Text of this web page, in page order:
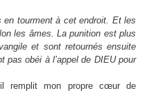
en tourment à cet endroit. Et les
les âmes. La punition est plus
et sont retournés ensuite
pas obéi à l’appel de DIEU pour
remplit mon propre cœur de